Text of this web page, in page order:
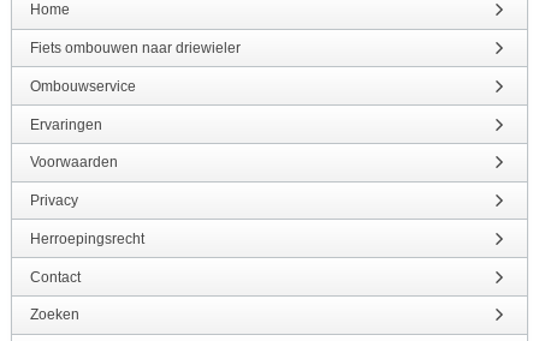
Home
Fiets ombouwen naar driewieler
Ombouwservice
Ervaringen
Voorwaarden
Privacy
Herroepingsrecht
Contact
Zoeken